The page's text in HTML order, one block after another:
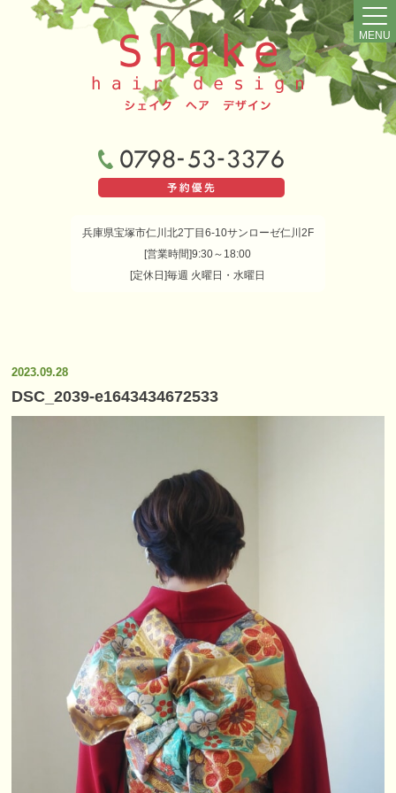
兵庫県宝塚市仁川北2丁目6-10サンローゼ仁川2F
[営業時間]9:30～18:00
[定休日]毎週 火曜日・水曜日
MENU
2023.09.28
DSC_2039-e1643434672533